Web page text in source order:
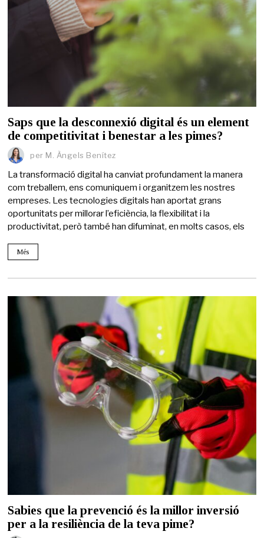
Saps que la desconnexió digital és un element
de competitivitat i benestar a les pimes?
per M. Àngels Benítez
La transformació digital ha canviat profundament la manera
com treballem, ens comuniquem i organitzem les nostres
empreses. Les tecnologies digitals han aportat grans
oportunitats per millorar l’eficiència, la flexibilitat i la
productivitat, però també han difuminat, en molts casos, els
Més
Sabies que la prevenció és la millor inversió
per a la resiliència de la teva pime?